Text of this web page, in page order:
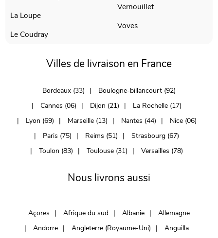
La Loupe
Le Coudray
Vernouillet
Voves
Villes de livraison en France
Bordeaux (33)
Boulogne-billancourt (92)
Cannes (06)
Dijon (21)
La Rochelle (17)
Lyon (69)
Marseille (13) Nantes (44)
Nice (06)
Paris (75)
Reims (51)
Strasbourg (67)
Toulon (83)
Toulouse (31) Versailles (78)
Nous livrons aussi
Açores Afrique du sud Albanie
Allemagne
Andorre
Angleterre (Royaume-Uni)
Anguilla